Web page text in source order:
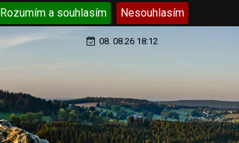
Rozumím a souhlasím Nesouhlasím
08. 08.26 18:12